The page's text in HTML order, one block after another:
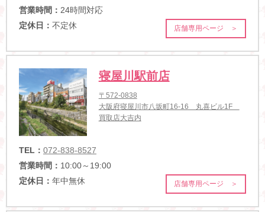
営業時間： 24時間対応
定休日： 不定休 店舗専用ページ ＞
寝屋川駅前店
〒572-0838
大阪府寝屋川市八坂町16-16 丸喜ビル1F
買取店大吉内
TEL： 072-838-8527
営業時間： 10:00～19:00
定休日： 年中無休 店舗専用ページ ＞